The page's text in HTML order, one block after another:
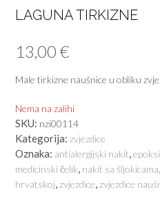
LAGUNA TIRKIZNE
13,00 €
Male tirkizne naušnice u obliku
Nema na zalihi
SKU: nzi00114
Kategorija: zvjezdice
Oznaka: antialergijski nakit,
medicinski čelik, nakit sa šljokicama,
hrvatskoj, zvjezdice, zvjezdice